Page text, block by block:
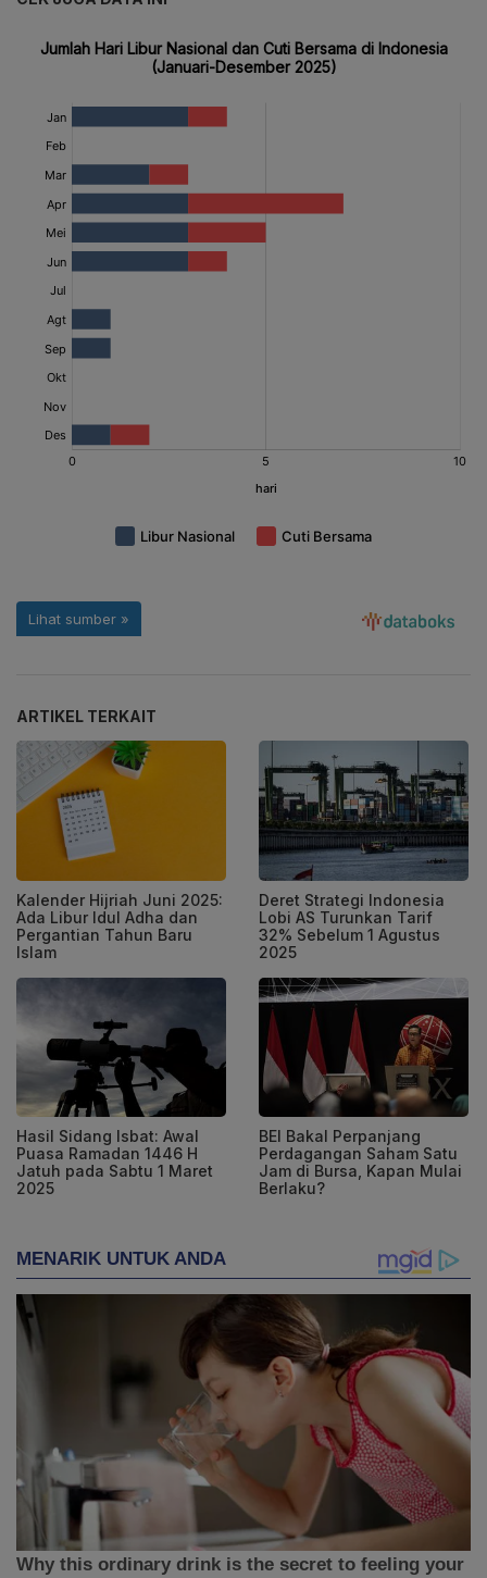
ARTIKEL TERKAIT
Kalender Hijriah Juni 2025:
Ada Libur Idul Adha dan
Pergantian Tahun Baru
Islam
Deret Strategi Indonesia
Lobi AS Turunkan Tarif
32% Sebelum 1 Agustus
2025
Hasil Sidang Isbat: Awal
Puasa Ramadan 1446 H
Jatuh pada Sabtu 1 Maret
2025
BEI Bakal Perpanjang
Perdagangan Saham Satu
Jam di Bursa, Kapan Mulai
Berlaku?